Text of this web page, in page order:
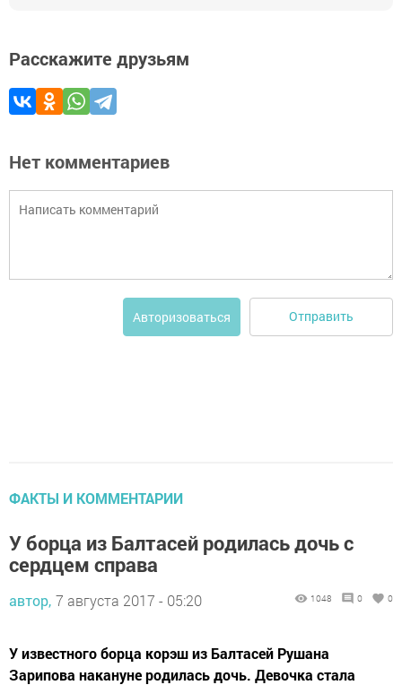
Расскажите друзьям
Нет комментариев
Авторизоваться Отправить
ФАКТЫ И КОММЕНТАРИИ
У борца из Балтасей родилась дочь с
сердцем справа
автор, 7 августа 2017 - 05:20 1048 0 0
У известного борца корэш из Балтасей Рушана
Зарипова накануне родилась дочь. Девочка стала